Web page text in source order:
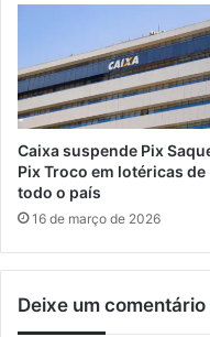
a
a
e
m
i
n
i
n
o
Caixa suspende Pix
Pix Troco em lotéricas de
todo o país
16 de março de 2026
Deixe um comentário